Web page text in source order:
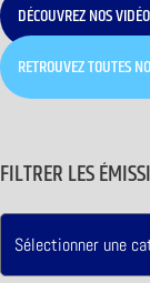
DÉCOUVREZ NOS
RETROUVEZ TOUTES
FILTRER LES